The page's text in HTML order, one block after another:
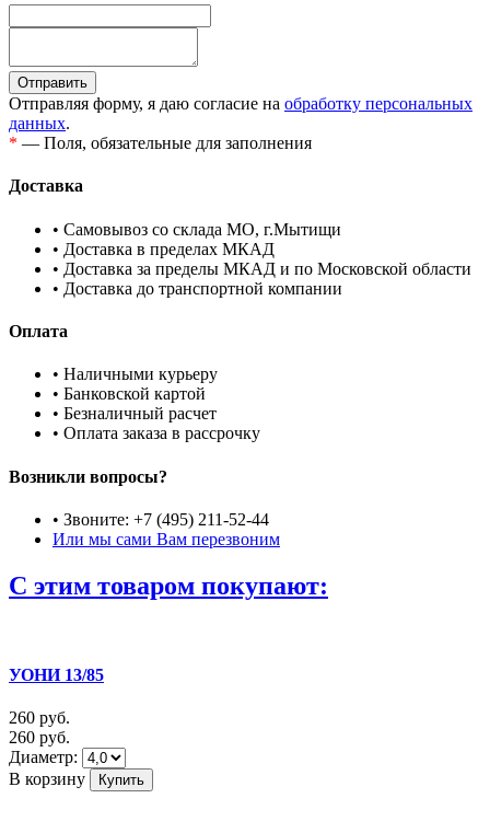
Отправляя форму, я даю согласие на обработку персональных
данных.
* — Поля, обязательные для заполнения
Доставка
• Самовывоз со склада МО, г.Мытищи
• Доставка в пределах МКАД
• Доставка за пределы МКАД и по Московской области
• Доставка до транспортной компании
Оплата
• Наличными курьеру
• Банковской картой
• Безналичный расчет
• Оплата заказа в рассрочку
Возникли вопросы?
• Звоните: +7 (495) 211-52-44
Или мы сами Вам перезвоним
C этим товаром покупают:
УОНИ 13/85
260 руб.
260 руб.
Диаметр:
В корзину